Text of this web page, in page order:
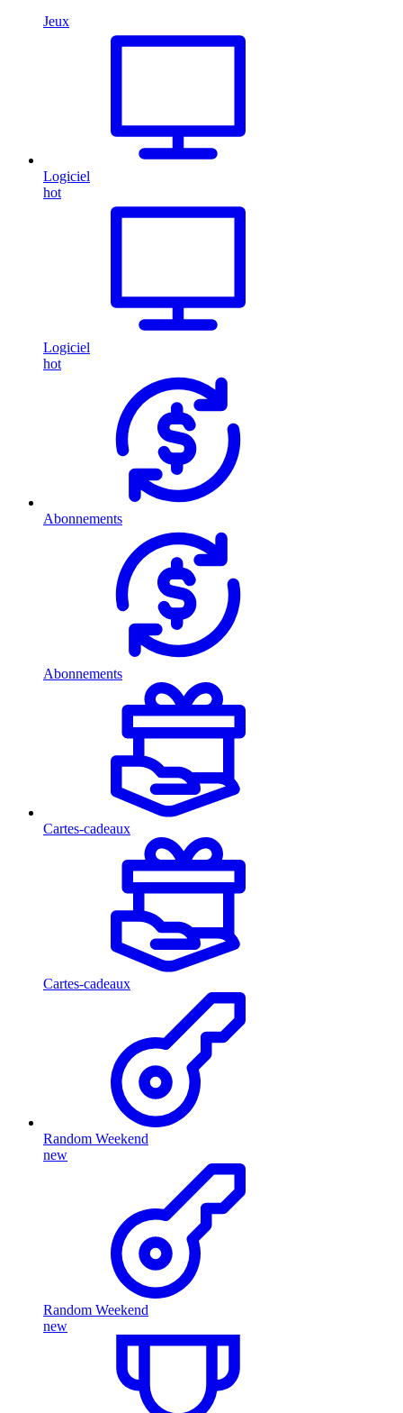
Jeux
Logiciel
hot
Logiciel
hot
Abonnements
Abonnements
Cartes-cadeaux
Cartes-cadeaux
Random Weekend
new
Random Weekend
new